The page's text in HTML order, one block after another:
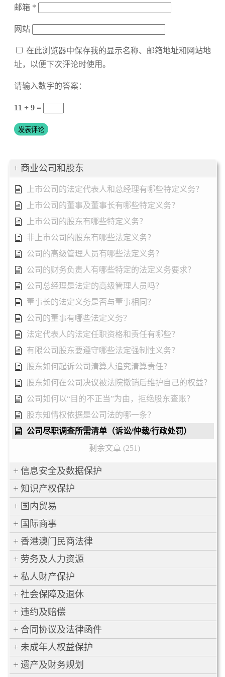
邮箱 *
网站
在此浏览器中保存我的显示名称、邮箱地址和网站地
址，以便下次评论时使用。
请输入数字的答案：
11 + 9 =
商业公司和股东
上市公司的法定代表人和总经理有哪些特定义务？
上市公司的董事及董事长有哪些特定义务？
上市公司的股东有哪些特定义务？
非上市公司的股东有哪些法定义务？
公司的高级管理人员有哪些法定义务？
公司的财务负责人有哪些特定的法定义务要求？
公司总经理是法定的高级管理人员吗？
董事长的法定义务是否与董事相同？
公司的董事有哪些法定义务？
法定代表人的法定任职资格和责任有哪些？
有限公司股东要遵守哪些法定强制性义务？
股东如何起诉公司清算人追究清算责任？
股东如何在公司决议被法院撤销后维护自己的权益？
公司如何以“目的不正当”为由，拒绝股东查账？
股东知情权依据是公司法的哪一条？
公司尽职调查所需清单（诉讼/仲裁/行政处罚）
剩余文章 (251)
信息安全及数据保护
知识产权保护
国内贸易
国际商事
香港澳门民商法律
劳务及人力资源
私人财产保护
社会保障及退休
违约及赔偿
合同协议及法律函件
未成年人权益保护
遗产及财务规划